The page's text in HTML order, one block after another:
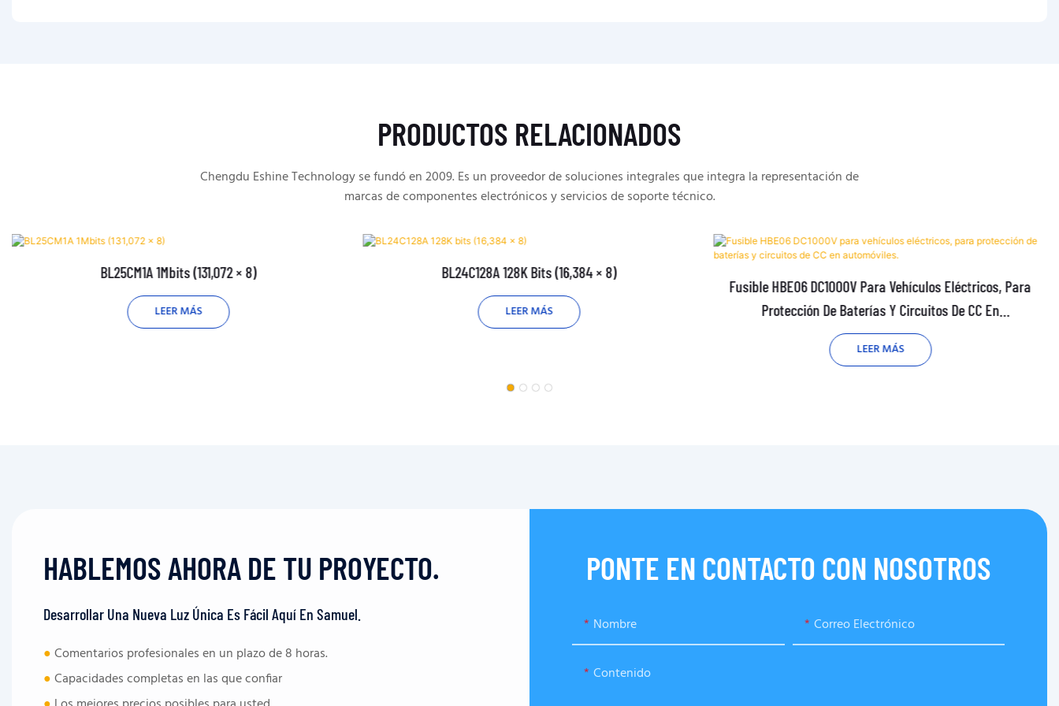
PRODUCTOS RELACIONADOS
Chengdu Eshine Technology se fundó en 2009. Es un proveedor de soluciones integrales que integra la representación de
marcas de componentes electrónicos y servicios de soporte técnico.
BL25CM1A 1Mbits (131,072 × 8)
LEER MÁS
BL24C128A 128K Bits (16,384 × 8)
LEER MÁS
Fusible HBE06 DC1000V Para Vehículos Eléctricos, Para
Protección De Baterías Y Circuitos De CC En
Automóviles.
LEER MÁS
HABLEMOS AHORA DE TU PROYECTO.
Desarrollar Una Nueva Luz Única Es Fácil Aquí En Samuel.
●Comentarios profesionales en un plazo de 8 horas.
●Capacidades completas en las que confiar
PONTE EN CONTACTO CON NOSOTROS
Nombre Correo Electrónico
Contenido